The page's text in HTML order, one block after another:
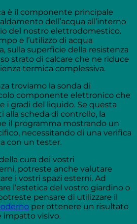
è il componente principale
dell’acqua all’interno
del nostro elettrodomestico.
e l’utilizzo di acqua
sulla superficie della resistenza
strato di calcare che ne riduce
termica complessiva.
troviamo la sonda di
componente elettronico che
i gradi del liquido. Se questa
alla scheda di controllo, la
il programma mostrando un
necessitando di una verifica
con un tester.
cura dei vostri
potreste anche valutare
i vostri spazi esterni. Ad
l’estetica del vostro giardino o
pensare di utilizzare il
per ottenere un risultato
impatto visivo.